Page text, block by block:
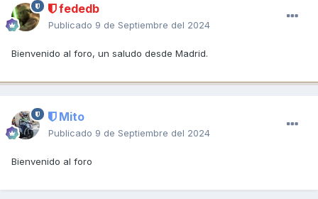
fededb
Publicado 9 de Septiembre del 2024
Bienvenido al foro, un saludo desde Madrid.
Mito
Publicado 9 de Septiembre del 2024
Bienvenido al foro